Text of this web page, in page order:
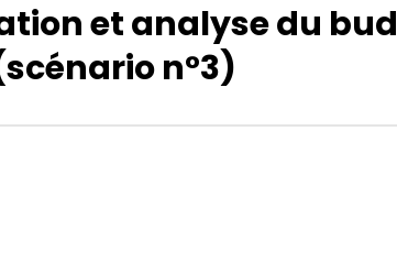
et analyse du
n°3)